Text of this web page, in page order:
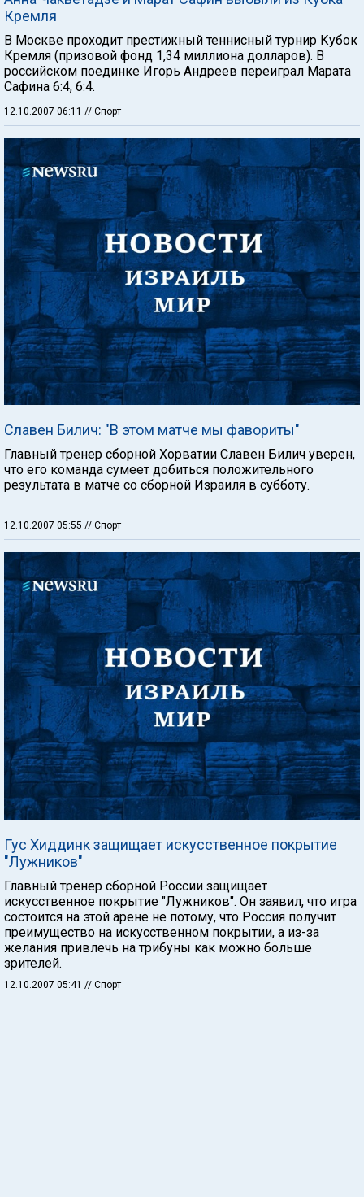
Кремля
В Москве проходит престижный теннисный турнир Кубок
Кремля (призовой фонд 1,34 миллиона долларов). В
российском поединке Игорь Андреев переиграл Марата
Сафина 6:4, 6:4.
12.10.2007 06:11 // Спорт
Славен Билич: "В этом матче мы фавориты"
Главный тренер сборной Хорватии Славен Билич уверен,
что его команда сумеет добиться положительного
результата в матче со сборной Израиля в субботу.
12.10.2007 05:55 // Спорт
Гус Хиддинк защищает искусственное покрытие
"Лужников"
Главный тренер сборной России защищает
искусственное покрытие "Лужников". Он заявил, что игра
состоится на этой арене не потому, что Россия получит
преимущество на искусственном покрытии, а из-за
желания привлечь на трибуны как можно больше
зрителей.
12.10.2007 05:41 // Спорт